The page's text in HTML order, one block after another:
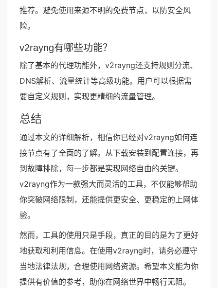
推荐。避免使用来源不明的免费节点，以防安全风
险。
v2rayng有哪些功能？
除了基本的代理功能外，v2rayng还支持规则分流、
DNS解析、流量统计等高级功能。用户可以根据需
要自定义规则，实现更精细的流量管理。
总结
通过本文的详细解析，相信你已经对v2rayng如何连
接节点有了全面的了解。从下载安装到配置连接，再
到故障排除，每一步都是实现网络自由的关键。
v2rayng作为一款强大而灵活的工具，不仅能够帮助
你突破网络限制，还能提供更安全、更稳定的上网体
验。
然而，工具的使用只是手段，真正的目的是为了更好
地获取和利用信息。在使用v2rayng时，请务必遵守
当地法律法规，合理使用网络资源。希望本文能为你
提供有价值的参考，助你在网络世界中畅行无阻。